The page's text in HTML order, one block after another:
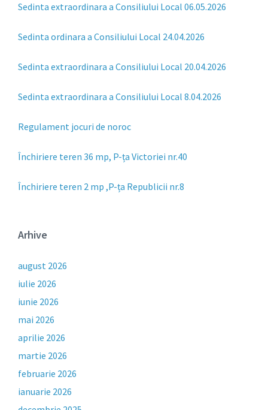
Sedinta extraordinara a Consiliului Local 06.05.2026
Sedinta ordinara a Consiliului Local 24.04.2026
Sedinta extraordinara a Consiliului Local 20.04.2026
Sedinta extraordinara a Consiliului Local 8.04.2026
Regulament jocuri de noroc
Închiriere teren 36 mp, P-ța Victoriei nr.40
Închiriere teren 2 mp ,P-ța Republicii nr.8
Arhive
august 2026
iulie 2026
iunie 2026
mai 2026
aprilie 2026
martie 2026
februarie 2026
ianuarie 2026